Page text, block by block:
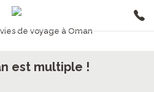
de voyage à Oman
est multiple !